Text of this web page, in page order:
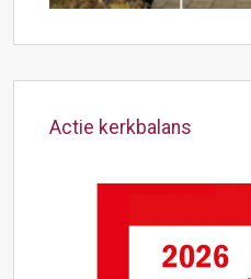
Actie kerkbalans